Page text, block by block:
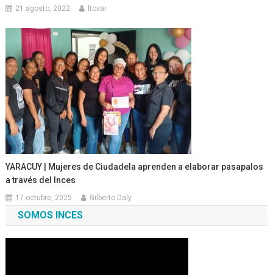
21 agosto, 2022 ltovar
YARACUY | Mujeres de Ciudadela aprenden a elaborar pasapalos
a través del Inces
17 octubre, 2025 Gilberto Daly
SOMOS INCES